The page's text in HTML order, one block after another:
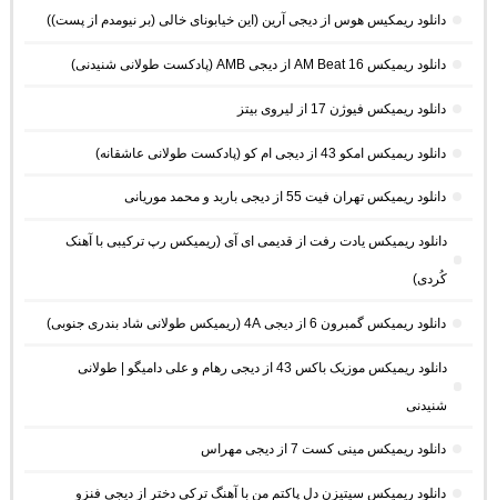
دانلود ریمکیس هوس از دیجی آرین (این خیابونای خالی (بر نیومدم از پست))
دانلود ریمیکس AM Beat 16 از دیجی AMB (پادکست طولانی شنیدنی)
دانلود ریمیکس فیوژن 17 از لیروی بیتز
دانلود ریمیکس امکو 43 از دیجی ام کو (پادکست طولانی عاشقانه)
دانلود ریمیکس تهران فیت 55 از دیجی باربد و محمد موریانی
دانلود ریمیکس یادت رفت از قدیمی ای آی (ریمیکس رپ ترکیبی با آهنک
کُردی)
دانلود ریمیکس گمبرون 6 از دیجی 4A (ریمیکس طولانی شاد بندری جنوبی)
دانلود ریمیکس موزیک باکس 43 از دیجی رهام و علی دامیگو | طولانی
شنیدنی
دانلود ریمیکس مینی کست 7 از دیجی مهراس
دانلود ریمیکس سیتیزن دل پاکتم من با آهنگ ترکی دختر از دیجی فنزو